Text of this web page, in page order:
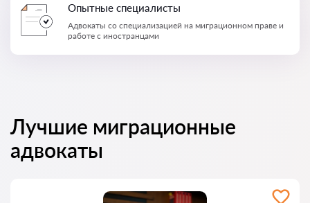
Опытные специалисты
Адвокаты со специализацией на миграционном праве и
работе с иностранцами
Лучшие миграционные
адвокаты